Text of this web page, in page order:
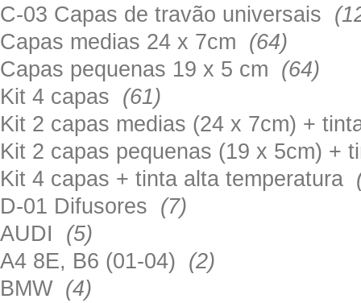
C-03 Capas de travão universais
Capas medias 24 x 7cm (64)
Capas pequenas 19 x 5 cm (64)
Kit 4 capas (61)
Kit 2 capas medias (24 x 7cm) +
Kit 2 capas pequenas (19 x 5cm) +
Kit 4 capas + tinta alta temperatura
D-01 Difusores (7)
AUDI (5)
A4 8E, B6 (01-04) (2)
BMW (4)